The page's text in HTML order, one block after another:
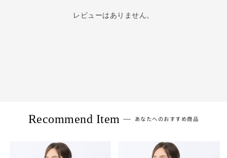
レビューはありません。
Recommend Item あなたへのおすすめ商品